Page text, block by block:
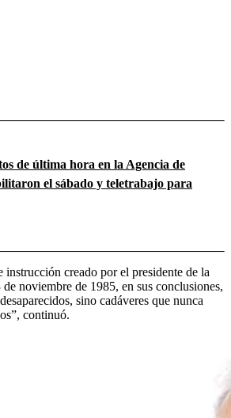
de última hora en la Agencia de
el sábado y teletrabajo para
instrucción creado por el presidente de la
noviembre de 1985, en sus conclusiones,
sino cadáveres que nunca
continuó.